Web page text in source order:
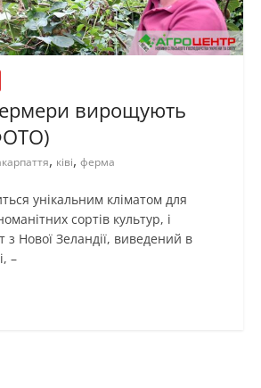
вирощують
, ківі, ферма
унікальним кліматом для
сортів культур, і
з Нової Зеландії, виведений в
–